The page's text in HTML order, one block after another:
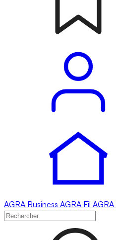
AGRA Business AGRA Fil AGRA